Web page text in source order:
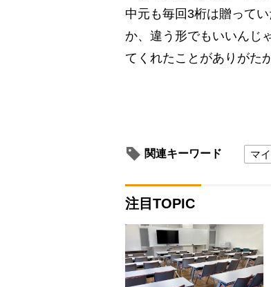
中元も毎回3桁は贈って
か、違う形でもいいんじ
てくれたことがありがた
関連キーワード マ
注目TOPIC